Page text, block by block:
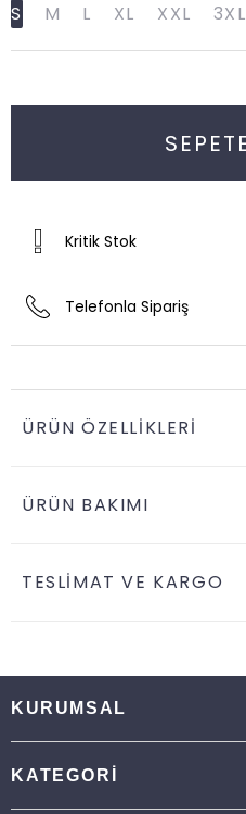
S
M L XL XXL 3XL
Kritik Stok
Telefonla Sipariş
ÜRÜN ÖZELLIKLERI
ÜRÜN BAKIMI
TESLİMAT VE KARGO
KURUMSAL
KATEGORİ